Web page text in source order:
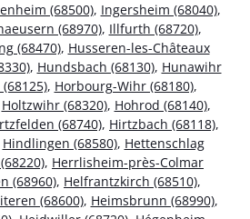
(68500), Ingersheim (68040),
(68970), Illfurth (68720),
(68470), Husseren-les-Châteaux
, Hundsbach (68130), Hunawihr
, Horbourg-Wihr (68180),
Holtzwihr (68320), Hohrod (68140),
(68740), Hirtzbach (68118),
Hindlingen (68580), Hettenschlag
, Herrlisheim-près-Colmar
(68960), Helfrantzkirch (68510),
(68600), Heimsbrunn (68990),